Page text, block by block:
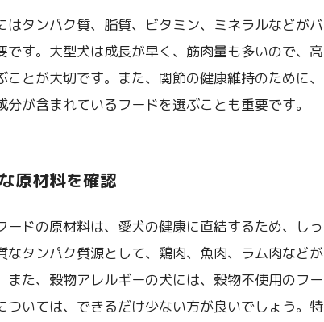
はタンパク質、脂質、ビタミン、ミネラルなどが
です。大型犬は成長が早く、筋肉量も多いので、
ことが大切です。また、関節の健康維持のために
分が含まれているフードを選ぶことも重要です。
原材料を確認
ードの原材料は、愛犬の健康に直結するため、し
なタンパク質源として、鶏肉、魚肉、ラム肉など
また、穀物アレルギーの犬には、穀物不使用のフ
ついては、できるだけ少ない方が良いでしょう。